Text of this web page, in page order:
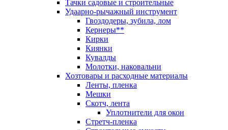
Тачки садовые и строительные
Удаарно-рычажный инструмент
Гвоздодеры, зубила, лом
Кернеры**
Кирки
Киянки
Кувалды
Молотки, наковальни
Хозтовары и расходные материалы
Ленты, пленка
Мешки
Скотч, лента
Уплотнители для окон
Стретч-пленка